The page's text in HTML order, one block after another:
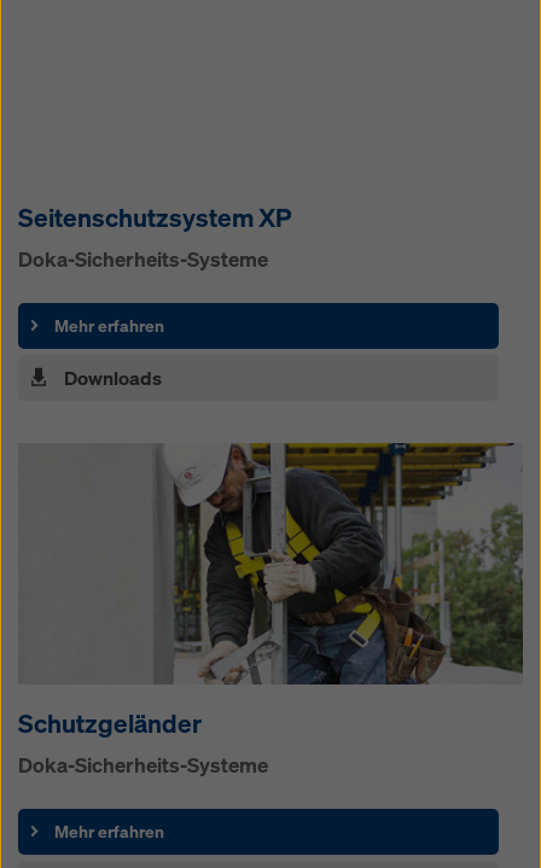
Seitenschutz­system XP
Doka-Sicherheits-Systeme
Mehr erfahren
Downloads
Schutzgeländer
Doka-Sicherheits-Systeme
Mehr erfahren